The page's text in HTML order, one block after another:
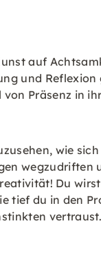
auf
und
Präsenz in
wie
wegzudriften
Du wirst
tief du in den
vertraust.